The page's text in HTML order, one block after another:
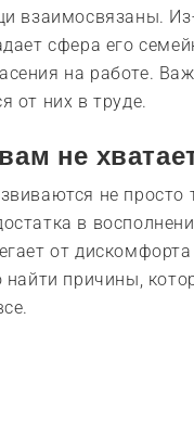
взаимосвязаны.
сфера его
на работе.
от них в труде.
не
не просто
в
от
причины,